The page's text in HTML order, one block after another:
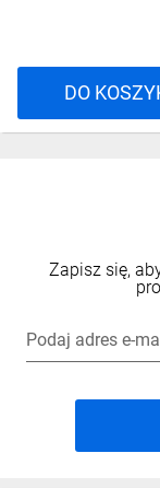
DO
Zapisz się,
Podaj adres e-